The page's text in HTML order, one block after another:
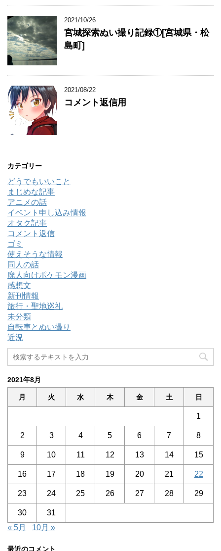
2021/10/26
宮城探索ぬい撮り記録①[宮城県・松
島町]
2021/08/22
コメント返信用
カテゴリー
どうでもいいこと
まじめな記事
アニメの話
イベント申し込み情報
オタク記事
コメント返信
ゴミ
使えそうな情報
同人の話
廃人向けポケモン漫画
感想文
新刊情報
旅行・聖地巡礼
未分類
自転車とぬい撮り
近況
2021年8月
月 火 水 木 金 土 日
1
2 3 4 5 6 7 8
9 10 11 12 13 14 15
16 17 18 19 20 21 22
23 24 25 26 27 28 29
30
31
« 5月
10月 »
最近のコメント